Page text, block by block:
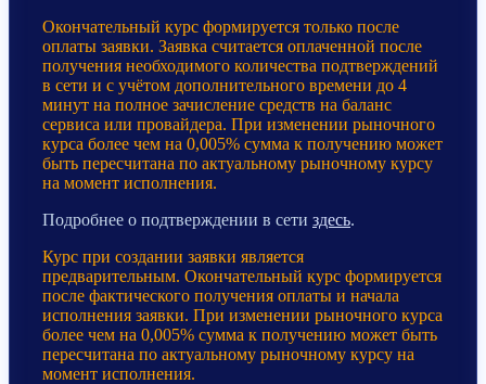
Окончательный курс формируется только после
оплаты заявки. Заявка считается оплаченной после
получения необходимого количества подтверждений
в сети и с учётом дополнительного времени до 4
минут на полное зачисление средств на баланс
сервиса или провайдера. При изменении рыночного
курса более чем на 0,005% сумма к получению может
быть пересчитана по актуальному рыночному курсу
на момент исполнения.
Подробнее о подтверждении в сети здесь.
Курс при создании заявки является
предварительным. Окончательный курс формируется
после фактического получения оплаты и начала
исполнения заявки. При изменении рыночного курса
более чем на 0,005% сумма к получению может быть
пересчитана по актуальному рыночному курсу на
момент исполнения.